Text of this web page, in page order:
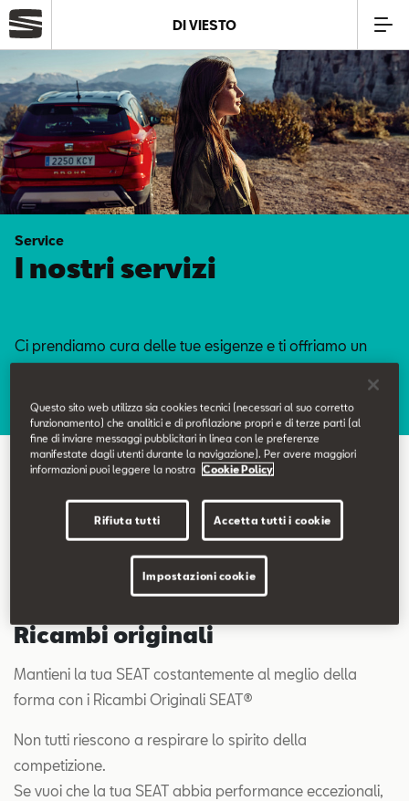
Azienda
Modelli
Offerte
Service
SEAT Usato Certificato
Contatti
Configuratore
DI VIESTO
Service
I nostri servizi
Ci prendiamo cura delle tue esigenze e ti offriamo un
Ricambi originali
Mantieni la tua SEAT costantemente al meglio della
forma con i Ricambi Originali SEAT®
Non tutti riescono a respirare lo spirito della
competizione.
Se vuoi che la tua SEAT abbia performance eccezionali,
Questo sito web utilizza sia cookies tecnici (necessari al suo corretto
funzionamento) che analitici e di profilazione propri e di terze parti (al
fine di inviare messaggi pubblicitari in linea con le preferenze
manifestate dagli utenti durante la navigazione). Per avere maggiori
informazioni puoi leggere la nostra
Cookie Policy
Rifiuta tutti Accetta tutti i cookie
Impostazioni cookie